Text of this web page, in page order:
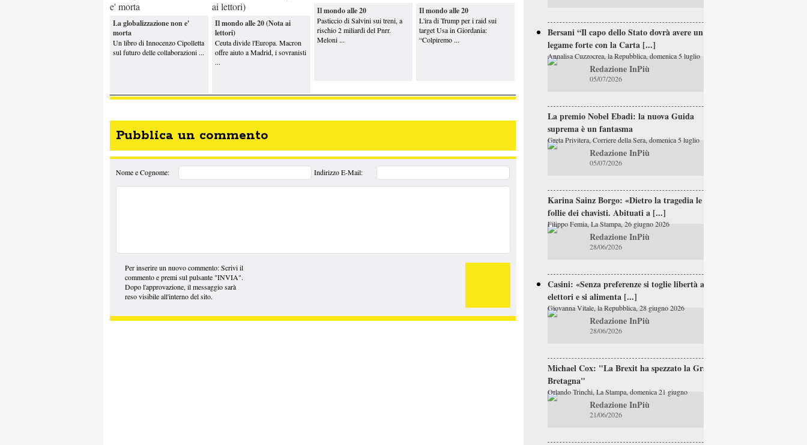
Bersani “Il capo dello Stato dovrà avere un
legame forte con la Carta [...]
Annalisa Cuzzocrea, la Repubblica, domenica 5 luglio
Redazione InPiù
05/07/2026
La premio Nobel Ebadi: la nuova Guida
suprema è un fantasma
Greta Privitera, Corriere della Sera, domenica 5 luglio
Redazione InPiù
05/07/2026
Karina Sainz Borgo: «Dietro la tragedia le
follie dei chavisti. Abituati a [...]
Filippo Femia, La Stampa, 26 giugno 2026
Redazione InPiù
28/06/2026
Casini: «Senza preferenze si toglie libertà agli
elettori e si alimenta [...]
Giovanna Vitale, la Repubblica, 28 giugno 2026
Redazione InPiù
28/06/2026
Michael Cox: "La Brexit ha spezzato la Gran
Bretagna"
Orlando Trinchi, La Stampa, domenica 21 giugno
Redazione InPiù
21/06/2026
La globalizzazione non e'
morta
Un libro di Innocenzo Cipolletta
sul futuro delle collaborazioni ...
Il mondo alle 20 (Nota ai
lettori)
Ceuta divide l'Europa. Macron
offre aiuto a Madrid, i sovranisti
...
Il mondo alle 20
Pasticcio di Salvini sui treni, a
rischio 2 miliardi del Pnrr.
Meloni ...
Il mondo alle 20
L'ira di Trump per i raid sui
target Usa in Giordania:
“Colpiremo ...
Pubblica un commento
Nome e Cognome: Indirizzo E-Mail:
Per inserire un nuovo commento: Scrivi il
commento e premi sul pulsante "INVIA".
Dopo l'approvazione, il messaggio sarà
reso visibile all'interno del sito.